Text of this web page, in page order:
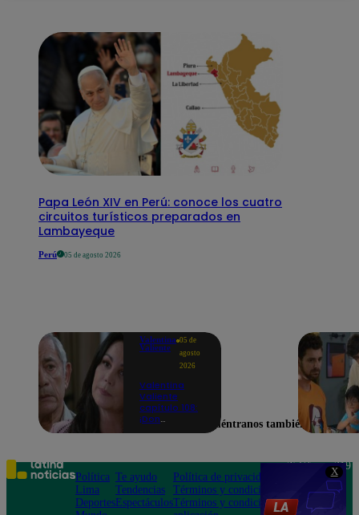
X
Papa León XIV en Perú: conoce los cuatro
circuitos turísticos preparados en
Lambayeque
Perú 05 de agosto 2026
Valentina
Valiente
05 de
agosto
2026
Valentina
Valiente
capítulo 108:
¡Don
Frida tras
descubrir una
contradicción
en una
conversación!
Encuéntranos también en
Política
Lima
Deportes
Te ayudo
Tendencias
Espectáculos
Política de privacidad
Términos y condiciones
Términos y condiciones
Teléfono: 219
Av. San
Felipe 968